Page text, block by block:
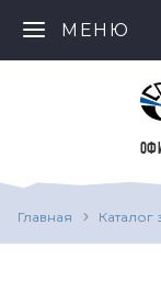
МЕНЮ
Главная Каталог